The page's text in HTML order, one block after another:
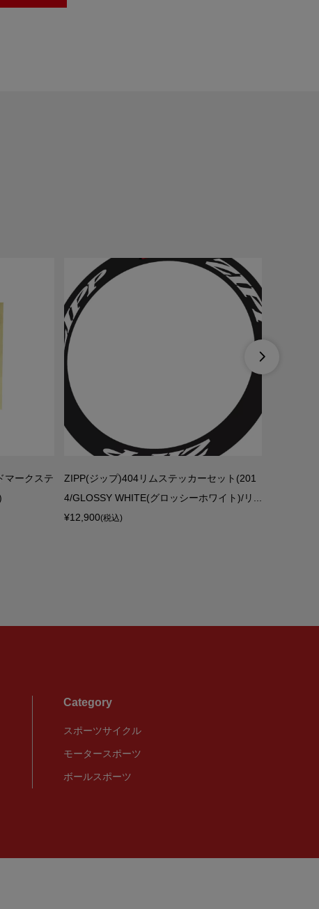
マークステ
ZIPP(ジップ)404リムステッカーセット(201
4/GLOSSY WHITE(グロッシーホワイト)/リ...
¥12,900(税込)

Category
スポーツサイクル
モータースポーツ
ボールスポーツ